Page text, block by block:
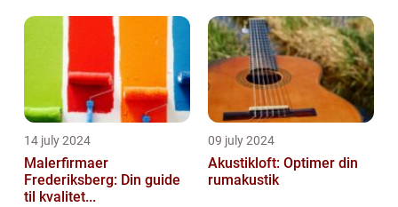
14 july 2024
Malerfirmaer
Frederiksberg: Din guide
til kvalitet...
09 july 2024
Akustikloft: Optimer din
rumakustik